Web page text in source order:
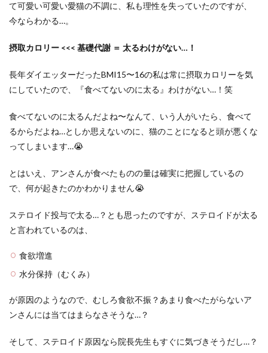
て可愛い可愛い愛猫の不調に、私も理性を失っていたのですが、
今ならわかる…。
摂取カロリー <<< 基礎代謝 ＝ 太るわけがない…！
長年ダイエッターだったBMI15〜16の私は常に摂取カロリーを気
にしていたので、『食べてないのに太る』わけがない…！笑
食べてないのに太るんだよね〜なんて、いう人がいたら、食べて
るからだよね…としか思えないのに、猫のことになると頭が悪くな
ってしまいます…😭
とはいえ、アンさんが食べたものの量は確実に把握しているの
で、何が起きたのかわかりません😭
ステロイド投与で太る…？とも思ったのですが、ステロイドが太る
と言われているのは、
食欲増進
水分保持（むくみ）
が原因のようなので、むしろ食欲不振？あまり食べたがらないア
ンさんには当てはまらなさそうな…？
そして、ステロイド原因なら院長先生もすぐに気づきそうだし…？